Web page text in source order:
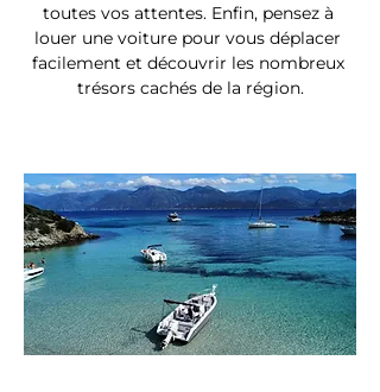
toutes vos attentes. Enfin, pensez à
louer une voiture pour vous déplacer
facilement et découvrir les nombreux
trésors cachés de la région.